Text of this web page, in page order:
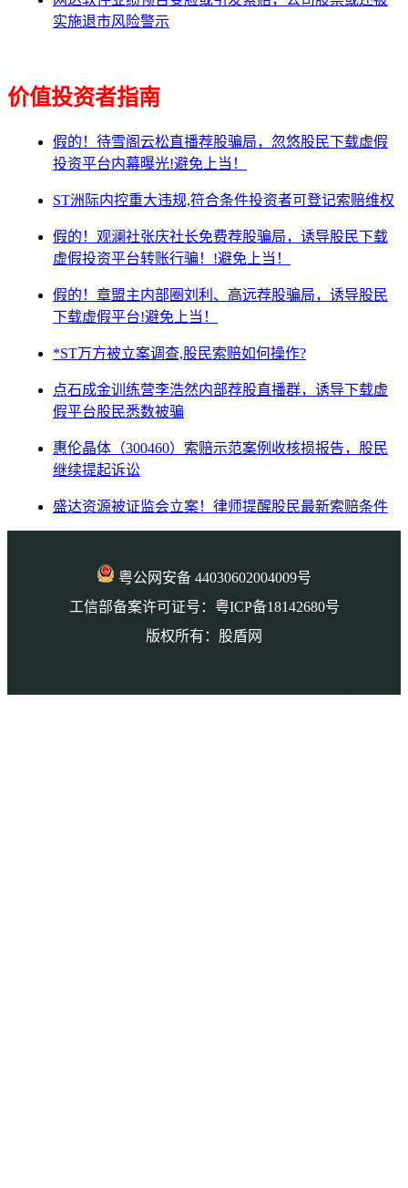
实施退市风险警示
价值投资者指南
假的！待雪阁云松直播荐股骗局，忽悠股民下载虚假
投资平台内幕曝光!避免上当！
ST洲际内控重大违规,符合条件投资者可登记索赔维权
假的！观澜社张庆社长免费荐股骗局，诱导股民下载
虚假投资平台转账行骗！!避免上当！
假的！章盟主内部圈刘利、高远荐股骗局，诱导股民
下载虚假平台!避免上当！
*ST万方被立案调查,股民索赔如何操作?
点石成金训练营李浩然内部荐股直播群，诱导下载虚
假平台股民悉数被骗
惠伦晶体（300460）索赔示范案例收核损报告，股民
继续提起诉讼
盛达资源被证监会立案！律师提醒股民最新索赔条件
粤公网安备 44030602004009号
工信部备案许可证号：粤ICP备18142680号
版权所有：股盾网